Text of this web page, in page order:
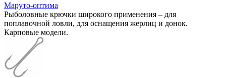
Маруто-оптима
Рыболовные крючки широкого применения – для
поплавочной ловли, для оснащения жерлиц и донок.
Карповые модели.